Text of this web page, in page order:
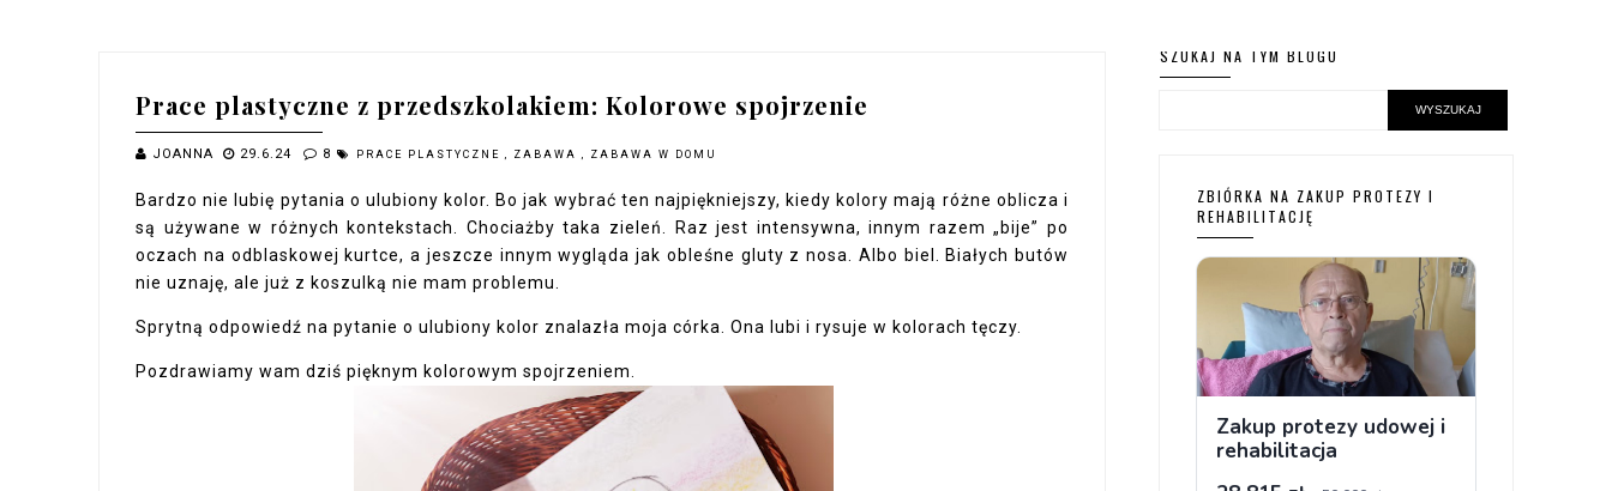
Prace plastyczne z przedszkolakiem: Kolorowe spojrzenie
JOANNA 29.6.24 8 PRACE PLASTYCZNE , ZABAWA , ZABAWA W DOMU
Bardzo nie lubię pytania o ulubiony kolor. Bo jak wybrać ten najpiękniejszy, kiedy kolory mają różne oblicza i
są używane w różnych kontekstach. Chociażby taka zieleń. Raz jest intensywna, innym razem „bije” po
oczach na odblaskowej kurtce, a jeszcze innym wygląda jak obleśne gluty z nosa. Albo biel. Białych butów
nie uznaję, ale już z koszulką nie mam problemu.
Sprytną odpowiedź na pytanie o ulubiony kolor znalazła moja córka. Ona lubi i rysuje w kolorach tęczy.
Pozdrawiamy wam dziś pięknym kolorowym spojrzeniem.
SZUKAJ NA TYM BLOGU
ZBIÓRKA NA ZAKUP PROTEZY I
REHABILITACJĘ